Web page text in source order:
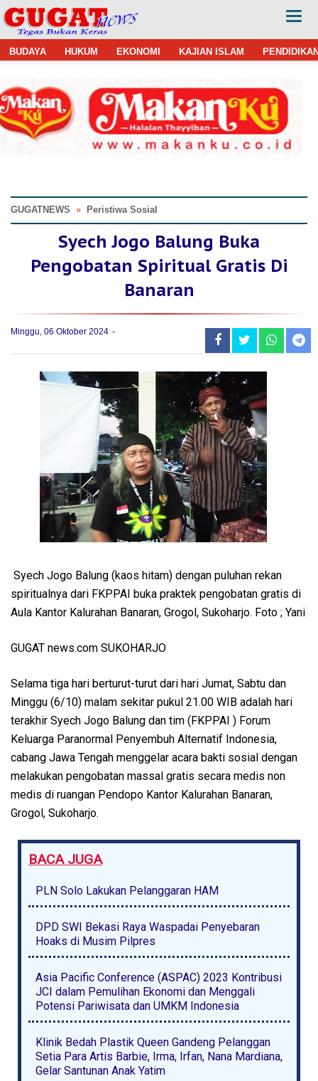
BUDAYA HUKUM EKONOMI KAJIAN ISLAM
GUGATNEWS » Peristiwa Sosial
Syech Jogo Balung Buka
Pengobatan Spiritual Gratis Di
Banaran
Minggu, 06 Oktober 2024
Syech Jogo Balung (kaos hitam) dengan puluhan rekan
spiritualnya dari FKPPAI buka praktek pengobatan gratis di
Aula Kantor Kalurahan Banaran, Grogol, Sukoharjo. Foto ; Yani
GUGAT news.com SUKOHARJO
Selama tiga hari berturut-turut dari hari Jumat, Sabtu dan
Minggu (6/10) malam sekitar pukul 21.00 WIB adalah hari
terakhir Syech Jogo Balung dan tim (FKPPAI ) Forum
Keluarga Paranormal Penyembuh Alternatif Indonesia,
cabang Jawa Tengah menggelar acara bakti sosial dengan
melakukan pengobatan massal gratis secara medis non
medis di ruangan Pendopo Kantor Kalurahan Banaran,
Grogol, Sukoharjo.
BACA JUGA
PLN Solo Lakukan Pelanggaran HAM
DPD SWI Bekasi Raya Waspadai Penyebaran
Hoaks di Musim Pilpres
Asia Pacific Conference (ASPAC) 2023 Kontribusi
JCI dalam Pemulihan Ekonomi dan Menggali
Potensi Pariwisata dan UMKM Indonesia
Klinik Bedah Plastik Queen Gandeng Pelanggan
Setia Para Artis Barbie, Irma, Irfan, Nana Mardiana,
Gelar Santunan Anak Yatim